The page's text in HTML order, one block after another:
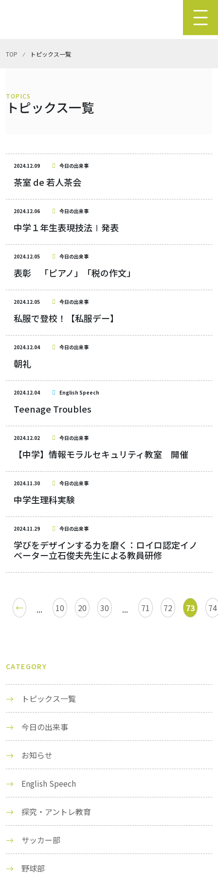
TOP ⁄ トピックス一覧
TOPICS
トピックス一覧
2024.12.09 今日の出来事
茶室 de 若人茶会
2024.12.06 今日の出来事
中学１年生表現技法Ⅰ発表
2024.12.05 今日の出来事
表彰 「ピアノ」「税の作文」
2024.12.05 今日の出来事
私服で登校！【私服デー】
2024.12.04 今日の出来事
朝礼
2024.12.04 English Speech
Teenage Troubles
2024.12.02 今日の出来事
【中学】情報モラルセキュリティ教室 開催
2024.11.30 今日の出来事
中学生理科実験
2024.11.29 今日の出来事
学びをデザインする力を磨く：ロイロ認定イノ
ベーター立石俊夫先生による教員研修
← ... 10 20 30 ... 71 72 73 74
CATEGORY
トピックス一覧
今日の出来事
お知らせ
English Speech
探究・アントレ教育
サッカー部
野球部